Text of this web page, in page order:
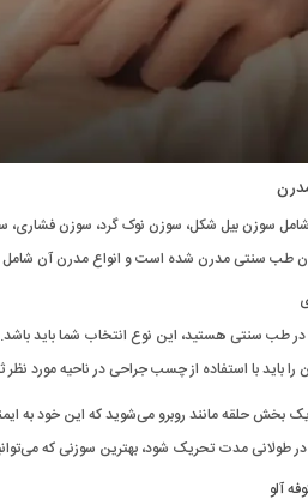
شامل سوزن بیل شکل، سوزن نوک گرد، سوزن
طب سنتیمدرن شده است و انواع مدرن آن شامل
استفاده از چسب جراحی در ناحیه مورد نظر ثابت کنید که کوتاه بوده و
بخش حلقه مانند روبرو می‌شوید که این خود به
آلو